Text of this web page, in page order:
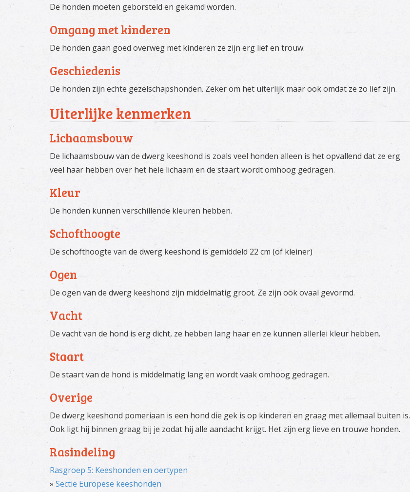
De honden moeten geborsteld en gekamd worden.
Omgang met kinderen
De honden gaan goed overweg met kinderen ze zijn erg lief en trouw.
Geschiedenis
De honden zijn echte gezelschapshonden. Zeker om het uiterlijk maar ook omdat ze zo lief zijn.
Uiterlijke kenmerken
Lichaamsbouw
De lichaamsbouw van de dwerg keeshond is zoals veel honden alleen is het opvallend dat ze erg
veel haar hebben over het hele lichaam en de staart wordt omhoog gedragen.
Kleur
De honden kunnen verschillende kleuren hebben.
Schofthoogte
De schofthoogte van de dwerg keeshond is gemiddeld 22 cm (of kleiner)
Ogen
De ogen van de dwerg keeshond zijn middelmatig groot. Ze zijn ook ovaal gevormd.
Vacht
De vacht van de hond is erg dicht, ze hebben lang haar en ze kunnen allerlei kleur hebben.
Staart
De staart van de hond is middelmatig lang en wordt vaak omhoog gedragen.
Overige
De dwerg keeshond pomeriaan is een hond die gek is op kinderen en graag met allemaal buiten is.
Ook ligt hij binnen graag bij je zodat hij alle aandacht krijgt. Het zijn erg lieve en trouwe honden.
Rasindeling
Rasgroep 5: Keeshonden en oertypen
» Sectie Europese keeshonden